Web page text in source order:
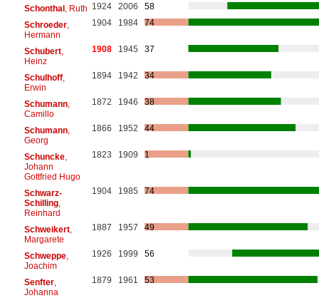
Schonthal, Ruth 1924 2006
58
Schroeder,
Hermann
1904 1984 74
Schubert,
Heinz
1908 1945 37
Schulhoff,
Erwin
1894 1942 34
Schumann,
Camillo
1872 1946 38
Schumann,
Georg
1866 1952 44
Schuncke,
Johann
Gottfried Hugo
1823 1909 1
Schwarz-
Schilling,
Reinhard
1904 1985 74
Schweikert,
Margarete
1887 1957 49
Schweppe,
Joachim
1926 1999 56
Senfter,
Johanna
1879 1961 53